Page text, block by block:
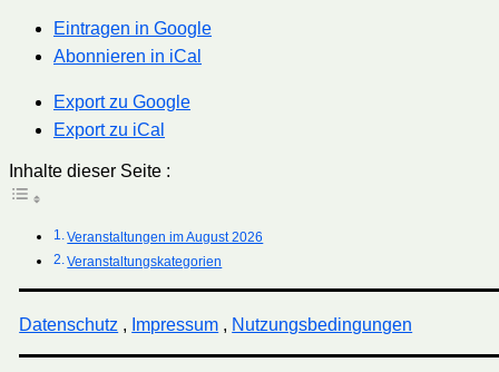
Eintragen in Google
Abonnieren in iCal
Export zu Google
Export zu iCal
Inhalte dieser Seite :
Veranstaltungen im August 2026
Veranstaltungskategorien
Datenschutz , Impressum , Nutzungsbedingungen